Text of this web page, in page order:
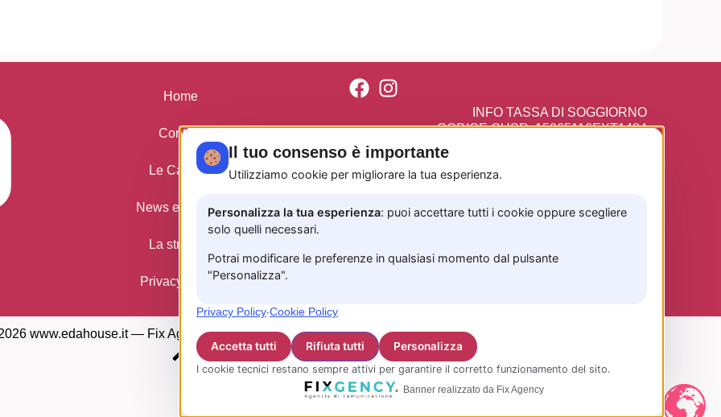
Home
Contatti
Le Camere
News ed eventi
La struttura
Privacy Policy
INFO TASSA DI SOGGIORNO
CODICE CUSR: 15065116EXT1484
www.edahouse.it — Fix Agency— Facciamo cose…nuove!
Il tuo consenso è importante
Utilizziamo cookie per migliorare la tua esperienza.
Personalizza la tua esperienza: puoi accettare tutti i cookie oppure scegliere
solo quelli necessari.
Potrai modificare le preferenze in qualsiasi momento dal pulsante
"Personalizza".
Privacy Policy·Cookie Policy
Accetta tutti Rifiuta tutti Personalizza
I cookie tecnici restano sempre attivi per garantire il corretto funzionamento del sito.
Banner realizzato da Fix Agency